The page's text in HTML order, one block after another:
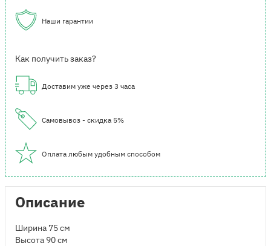
Наши гарантии
Как получить заказ?
Доставим уже через 3 часа
Самовывоз - скидка 5%
Оплата любым удобным способом
Описание
Ширина 75 см
Высота 90 см